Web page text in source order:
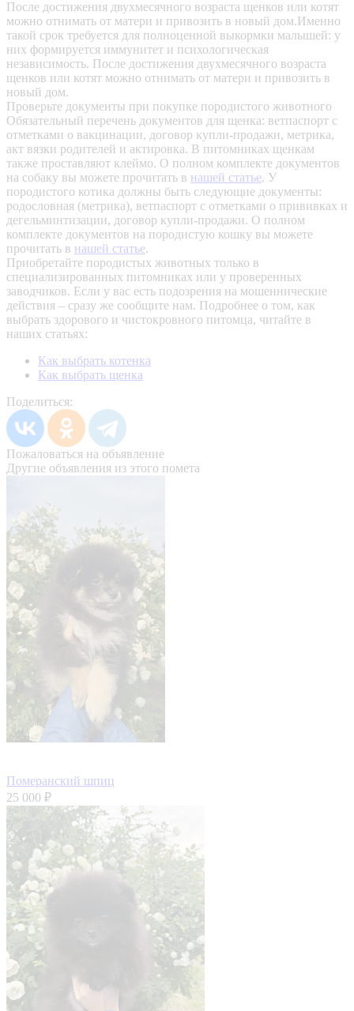
После достижения двухмесячного возраста щенков или котят
можно отнимать от матери и привозить в новый дом.Именно
такой срок требуется для полноценной выкормки малышей: у
них формируется иммунитет и психологическая
независимость. После достижения двухмесячного возраста
щенков или котят можно отнимать от матери и привозить в
новый дом.
Проверьте документы при покупке породистого животного
Обязательный перечень документов для щенка: ветпаспорт с
отметками о вакцинации, договор купли-продажи, метрика,
акт вязки родителей и актировка. В питомниках щенкам
также проставляют клеймо. О полном комплекте документов
на собаку вы можете прочитать в нашей статье. У
породистого котика должны быть следующие документы:
родословная (метрика), ветпаспорт с отметками о прививках и
дегельминтизации, договор купли-продажи. О полном
комплекте документов на породистую кошку вы можете
прочитать в нашей статье.
Приобретайте породистых животных только в
специализированных питомниках или у проверенных
заводчиков. Если у вас есть подозрения на мошеннические
действия – сразу же сообщите нам. Подробнее о том, как
выбрать здорового и чистокровного питомца, читайте в
наших статьях:
Как выбрать котенка
Как выбрать щенка
Поделиться:
Пожаловаться на объявление
Другие объявления из этого помета
Померанский шпиц
25 000 ₽